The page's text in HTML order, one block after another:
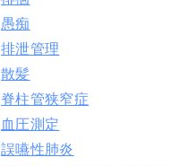
愚痴
排泄管理
散髪
脊柱管狭窄症
血圧測定
誤嚥性肺炎